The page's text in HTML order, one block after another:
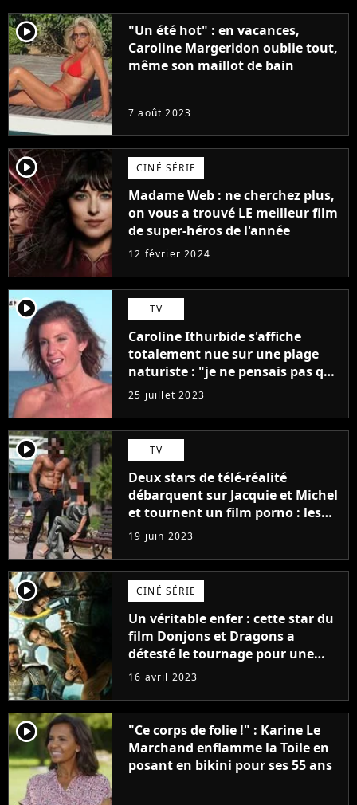
player2
"Un été hot" : en vacances,
Caroline Margeridon oublie tout,
même son maillot de bain
7 août 2023
player2 CINÉ SÉRIE
Madame Web : ne cherchez plus,
on vous a trouvé LE meilleur film
de super-héros de l'année
12 février 2024
player2 TV
Caroline Ithurbide s'affiche
totalement nue sur une plage
naturiste : "je ne pensais pas que
j'arriverais à le faire..."
25 juillet 2023
player2 TV
Deux stars de télé-réalité
débarquent sur Jacquie et Michel
et tournent un film porno : les
premières images du tournage
(exclu)
19 juin 2023
player2 CINÉ SÉRIE
Un véritable enfer : cette star du
film Donjons et Dragons a
détesté le tournage pour une
raison très spéciale
16 avril 2023
player2
"Ce corps de folie !" : Karine Le
Marchand enflamme la Toile en
posant en bikini pour ses 55 ans